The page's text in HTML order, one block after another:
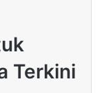
Terkini